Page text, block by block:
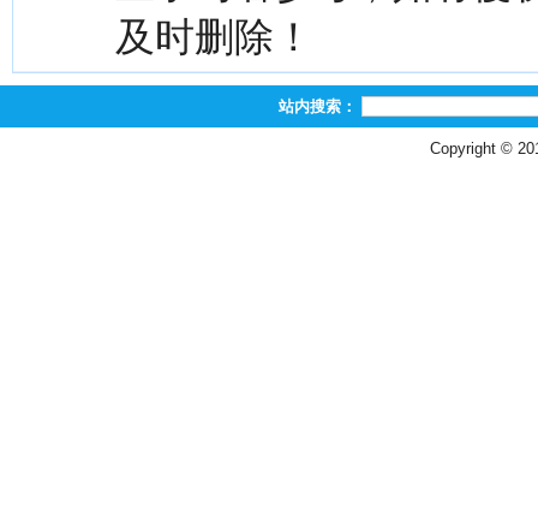
及时删除！
站内搜索：
Copyright ©